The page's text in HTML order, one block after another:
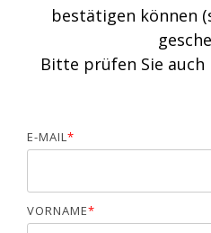
bestätigen können
Bitte prüfen Sie auch
E-MAIL*
VORNAME*